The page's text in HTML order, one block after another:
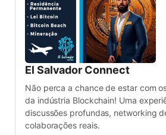
El Salvador Connect
Não perca a chance de estar com
da indústria Blockchain! Uma
discussões profundas, networking
colaborações reais.